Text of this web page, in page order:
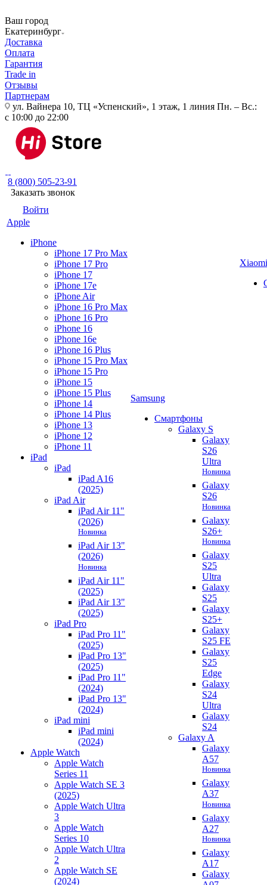
Ваш город
Екатеринбург
Доставка
Оплата
Гарантия
Trade in
Отзывы
Партнерам
ул. Вайнера 10, ТЦ «Успенский», 1 этаж, 1 линия Пн. – Вс.:
с 10:00 до 22:00
8 (800) 505-23-91
Заказать звонок
Войти
Apple
iPhone
iPhone 17 Pro Max
iPhone 17 Pro
iPhone 17
iPhone 17e
iPhone Air
iPhone 16 Pro Max
iPhone 16 Pro
iPhone 16
iPhone 16e
iPhone 16 Plus
iPhone 15 Pro Max
iPhone 15 Pro
iPhone 15
iPhone 15 Plus
iPhone 14
iPhone 14 Plus
iPhone 13
iPhone 12
iPhone 11
iPad
iPad
iPad A16
(2025)
iPad Air
iPad Air 11"
(2026)
Новинка
iPad Air 13"
(2026)
Новинка
iPad Air 11"
(2025)
iPad Air 13"
(2025)
iPad Pro
iPad Pro 11"
(2025)
iPad Pro 13"
(2025)
iPad Pro 11"
(2024)
iPad Pro 13"
(2024)
iPad mini
iPad mini
(2024)
Apple Watch
Apple Watch
Series 11
Apple Watch SE 3
(2025)
Apple Watch Ultra
3
Apple Watch
Series 10
Apple Watch Ultra
2
Apple Watch SE
(2024)
Samsung
Смартфоны
Galaxy S
Galaxy
S26
Ultra
Новинка
Galaxy
S26
Новинка
Galaxy
S26+
Новинка
Galaxy
S25
Ultra
Galaxy
S25
Galaxy
S25+
Galaxy
S25 FE
Galaxy
S25
Edge
Galaxy
S24
Ultra
Galaxy
S24
Galaxy A
Galaxy
A57
Новинка
Galaxy
A37
Новинка
Galaxy
A27
Новинка
Galaxy
A17
Galaxy
Xiaomi